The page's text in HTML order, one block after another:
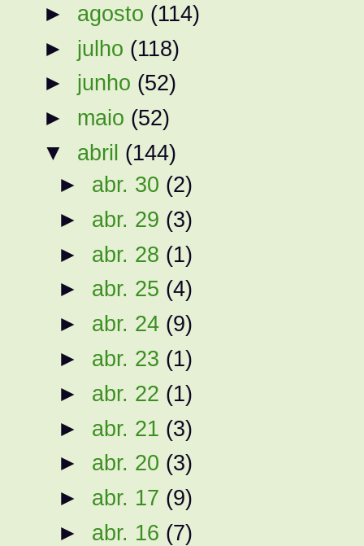
► agosto (114)
► julho (118)
► junho (52)
► maio (52)
▼ abril (144)
► abr. 30 (2)
► abr. 29 (3)
► abr. 28 (1)
► abr. 25 (4)
► abr. 24 (9)
► abr. 23 (1)
► abr. 22 (1)
► abr. 21 (3)
► abr. 20 (3)
► abr. 17 (9)
► abr. 16 (7)